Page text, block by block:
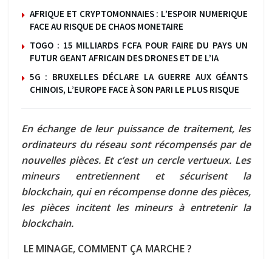
AFRIQUE ET CRYPTOMONNAIES : L’ESPOIR NUMERIQUE
FACE AU RISQUE DE CHAOS MONETAIRE
TOGO : 15 MILLIARDS FCFA POUR FAIRE DU PAYS UN
FUTUR GEANT AFRICAIN DES DRONES ET DE L’IA
5G : BRUXELLES DÉCLARE LA GUERRE AUX GÉANTS
CHINOIS, L’EUROPE FACE À SON PARI LE PLUS RISQUE
En échange de leur puissance de traitement, les
ordinateurs du réseau sont récompensés par de
nouvelles pièces. Et c’est un cercle vertueux. Les
mineurs entretiennent et sécurisent la
blockchain, qui enrécompense donne des pièces,
les pièces incitent les mineurs à entretenir la
blockchain.
LE MINAGE, COMMENT ÇA MARCHE ?